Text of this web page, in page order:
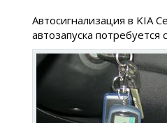
Автосигнализация в KIA
автозапуска